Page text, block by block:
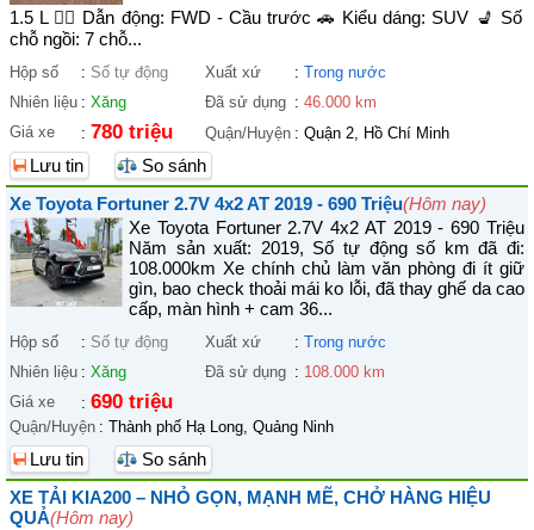
1.5 L 🚴‍♀️ Dẫn động: FWD - Cầu trước 🚗 Kiểu dáng: SUV 💺 Số
chỗ ngồi: 7 chỗ...
Hộp số : Số tự động Xuất xứ : Trong nước
Nhiên liệu : Xăng Đã sử dụng : 46.000 km
Giá xe
: 780 triệu Quận/Huyện : Quận 2, Hồ Chí Minh
Lưu tin
So sánh
Xe Toyota Fortuner 2.7V 4x2 AT 2019 - 690 Triệu(Hôm nay)
Xe Toyota Fortuner 2.7V 4x2 AT 2019 - 690 Triệu
Năm sản xuất: 2019, Số tự động số km đã đi:
108.000km Xe chính chủ làm văn phòng đi ít giữ
gìn, bao check thoải mái ko lỗi, đã thay ghế da cao
cấp, màn hình + cam 36...
Hộp số : Số tự động Xuất xứ : Trong nước
Nhiên liệu : Xăng Đã sử dụng : 108.000 km
Giá xe
: 690 triệu
Quận/Huyện : Thành phố Hạ Long, Quảng Ninh
Lưu tin
So sánh
XE TẢI KIA200 – NHỎ GỌN, MẠNH MẼ, CHỞ HÀNG HIỆU
QUẢ(Hôm nay)